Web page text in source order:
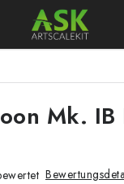
Mk. IB